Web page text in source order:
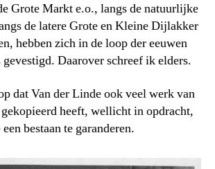
Grote Markt e.o., langs de natuurlijke
de latere Grote en Kleine Dijlakker
hebben zich in de loop der eeuwen
gevestigd. Daarover schreef ik elders.
dat Van der Linde ook veel werk van
heeft, wellicht in opdracht,
bestaan te garanderen.